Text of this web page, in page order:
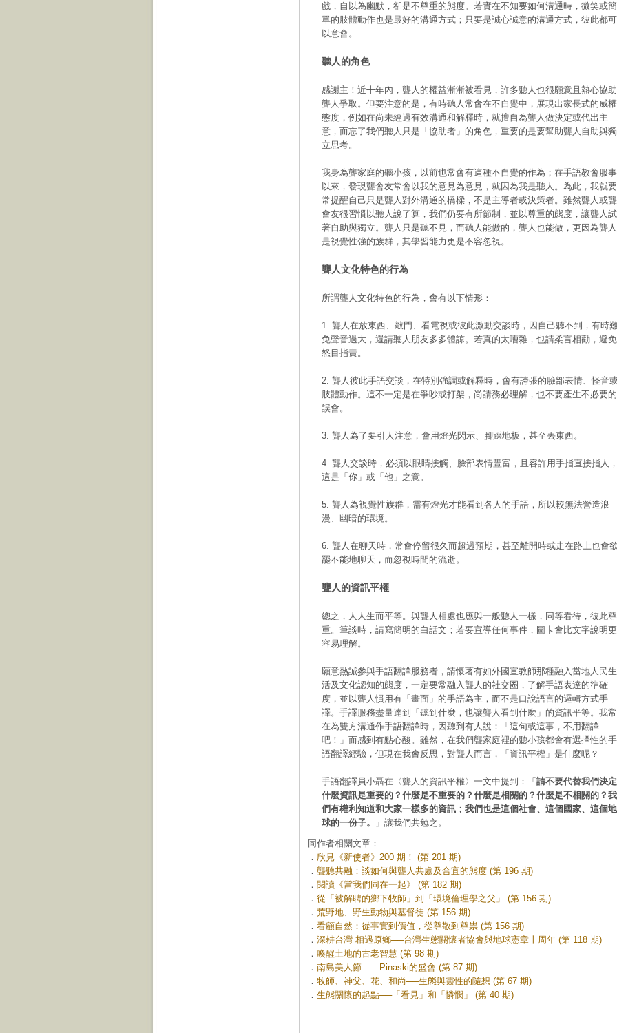
戲，自以為幽默，卻是不尊重的態度。若實在不知要如何溝通時，微笑或簡
單的肢體動作也是最好的溝通方式；只要是誠心誠意的溝通方式，彼此都可
以意會。
聽人的角色
感謝主！近十年內，聾人的權益漸漸被看見，許多聽人也很願意且熱心協助
聾人爭取。但要注意的是，有時聽人常會在不自覺中，展現出家長式的威權
態度，例如在尚未經過有效溝通和解釋時，就擅自為聾人做決定或代出主
意，而忘了我們聽人只是「協助者」的角色，重要的是要幫助聾人自助與獨
立思考。
我身為聾家庭的聽小孩，以前也常會有這種不自覺的作為；在手語教會服事
以來，發現聾會友常會以我的意見為意見，就因為我是聽人。為此，我就要
常提醒自己只是聾人對外溝通的橋樑，不是主導者或決策者。雖然聾人或聾
會友很習慣以聽人說了算，我們仍要有所節制，並以尊重的態度，讓聾人試
著自助與獨立。聾人只是聽不見，而聽人能做的，聾人也能做，更因為聾人
是視覺性強的族群，其學習能力更是不容忽視。
聾人文化特色的行為
所謂聾人文化特色的行為，會有以下情形：
1. 聾人在放東西、敲門、看電視或彼此激動交談時，因自己聽不到，有時
免聲音過大，還請聽人朋友多多體諒。若真的太嘈雜，也請柔言相勸，避免
怒目指責。
2. 聾人彼此手語交談，在特別強調或解釋時，會有誇張的臉部表情、怪音
肢體動作。這不一定是在爭吵或打架，尚請務必理解，也不要產生不必要的
誤會。
3. 聾人為了要引人注意，會用燈光閃示、腳踩地板，甚至丟東西。
4. 聾人交談時，必須以眼睛接觸、臉部表情豐富，且容許用手指直接指人
這是「你」或「他」之意。
5. 聾人為視覺性族群，需有燈光才能看到各人的手語，所以較無法營造浪
漫、幽暗的環境。
6. 聾人在聊天時，常會停留很久而超過預期，甚至離開時或走在路上也會
罷不能地聊天，而忽視時間的流逝。
聾人的資訊平權
總之，人人生而平等。與聾人相處也應與一般聽人一樣，同等看待，彼此尊
重。筆談時，請寫簡明的白話文；若要宣導任何事件，圖卡會比文字說明更
容易理解。
願意熱誠參與手語翻譯服務者，請懷著有如外國宣教師那種融入當地人民生
活及文化認知的態度，一定要常融入聾人的社交圈，了解手語表達的準確
度，並以聾人慣用有「畫面」的手語為主，而不是口說語言的邏輯方式手
譯。手譯服務盡量達到「聽到什麼，也讓聾人看到什麼」的資訊平等。我常
在為雙方溝通作手語翻譯時，因聽到有人說：「這句或這事，不用翻譯
吧！」而感到有點心酸。雖然，在我們聾家庭裡的聽小孩都會有選擇性的手
語翻譯經驗，但現在我會反思，對聾人而言，「資訊平權」是什麼呢？
手語翻譯員小聶在〈聾人的資訊平權〉一文中提到：「 請不要代替我們決定
什麼資訊是重要的？什麼是不重要的？什麼是相關的？什麼是不相關的？我
們有權利知道和大家一樣多的資訊；我們也是這個社會、這個國家、這個地
球的一份子。
」讓我們共勉之。
同作者相關文章：
． 欣見《新使者》200 期！ (第 201 期)
． 聾聽共融：談如何與聾人共處及合宜的態度 (第 196 期)
． 閱讀《當我們同在一起》 (第 182 期)
． 從「被解聘的鄉下牧師」到「環境倫理學之父」 (第 156 期)
． 荒野地、野生動物與基督徒 (第 156 期)
． 看顧自然：從事實到價值，從尊敬到尊祟 (第 156 期)
． 深耕台灣 相遇原鄉──台灣生態關懷者協會與地球憲章十周年 (第 118 期)
． 喚醒土地的古老智慧 (第 98 期)
． 南島美人節——Pinaski的盛會 (第 87 期)
． 牧師、神父、花、和尚──生態與靈性的隨想 (第 67 期)
． 生態關懷的起點──「看見」和「憐憫」 (第 40 期)